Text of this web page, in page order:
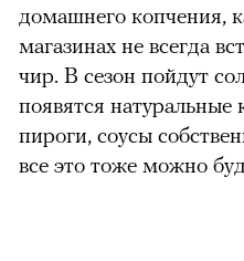
домашнего копчения,
магазинах не всегда
чир. В сезон пойдут
появятся
пироги, соусы
все это тоже можно